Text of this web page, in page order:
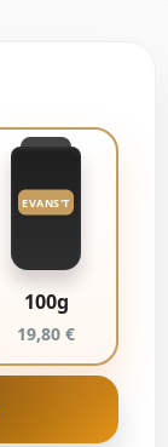
EVANS'T
100g
19,80 €